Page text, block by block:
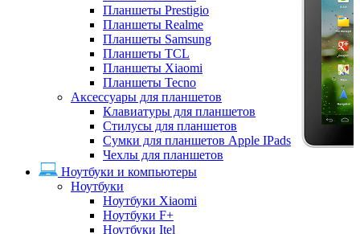
Планшеты Prestigio
Планшеты Realme
Планшеты Samsung
Планшеты TCL
Планшеты Xiaomi
Планшеты Tecno
Аксессуары для планшетов
Клавиатуры для планшетов
Стилусы для планшетов
Сумки для планшетов Apple IPads
Чехлы для планшетов
Ноутбуки и компьютеры
Ноутбуки
Ноутбуки Xiaomi
Ноутбуки F+
Ноутбуки Itel